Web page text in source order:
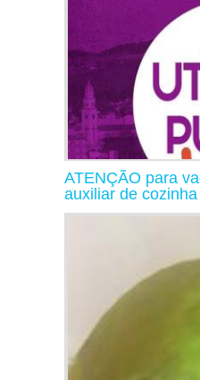
ATENÇÃO para
auxiliar de